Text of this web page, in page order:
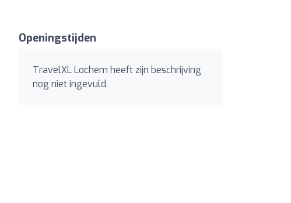
Openingstijden
TravelXL Lochem heeft zijn beschrijving
nog niet ingevuld.